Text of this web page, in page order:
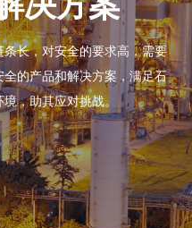
长，对安全的要求高，需要
的产品和解决方案，满足石
，助其应对挑战。